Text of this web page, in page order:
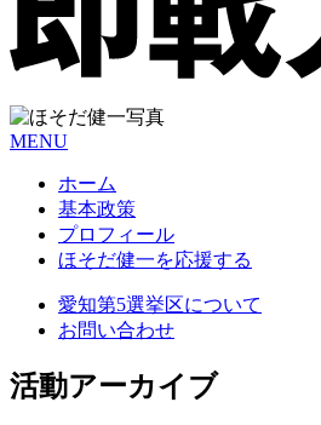
MENU
ホーム
基本政策
プロフィール
ほそだ健一を応援する
愛知第5選挙区について
お問い合わせ
活動アーカイブ